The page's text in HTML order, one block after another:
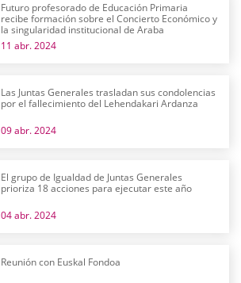
Futuro profesorado de Educación Primaria
recibe formación sobre el Concierto Económico y
la singularidad institucional de Araba
11 abr. 2024
Las Juntas Generales trasladan sus condolencias
por el fallecimiento del Lehendakari Ardanza
09 abr. 2024
El grupo de Igualdad de Juntas Generales
prioriza 18 acciones para ejecutar este año
04 abr. 2024
Reunión con Euskal Fondoa